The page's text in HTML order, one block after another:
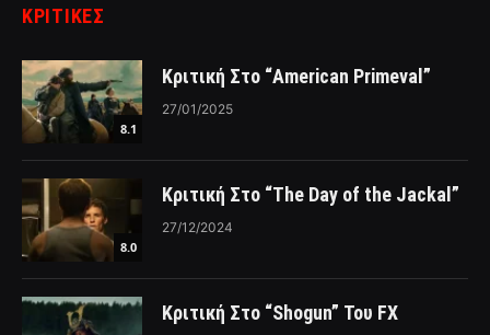
ΚΡΙΤΙΚΈΣ
8.1
Κριτική Στο “American Primeval”
27/01/2025
8.0
Κριτική Στο “The Day of the Jackal”
27/12/2024
Κριτική Στο “Shogun” Του FX